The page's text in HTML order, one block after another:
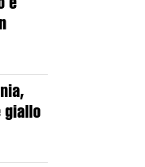
è
giallo